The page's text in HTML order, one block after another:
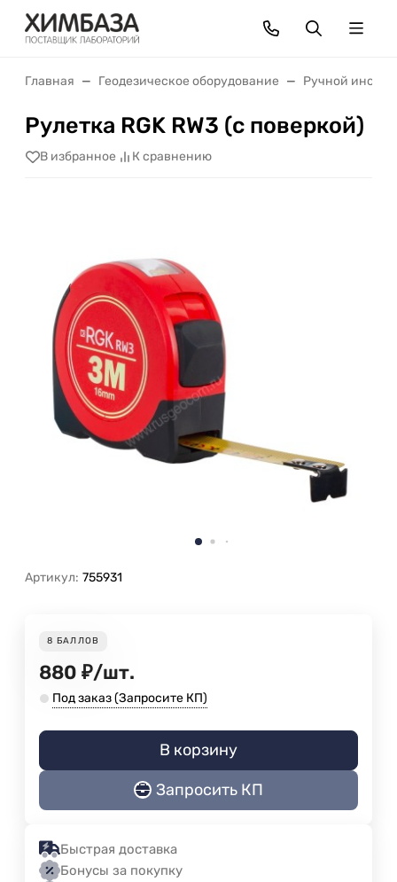
Главная Геодезическое оборудование Ручной
Рулетка RGK RW3 (с поверкой)
В избранное К сравнению
Артикул: 755931
8 БАЛЛОВ
880 ₽/шт.
Под заказ (Запросите КП)
В корзину
Запросить КП
Быстрая доставка
Бонусы за покупку